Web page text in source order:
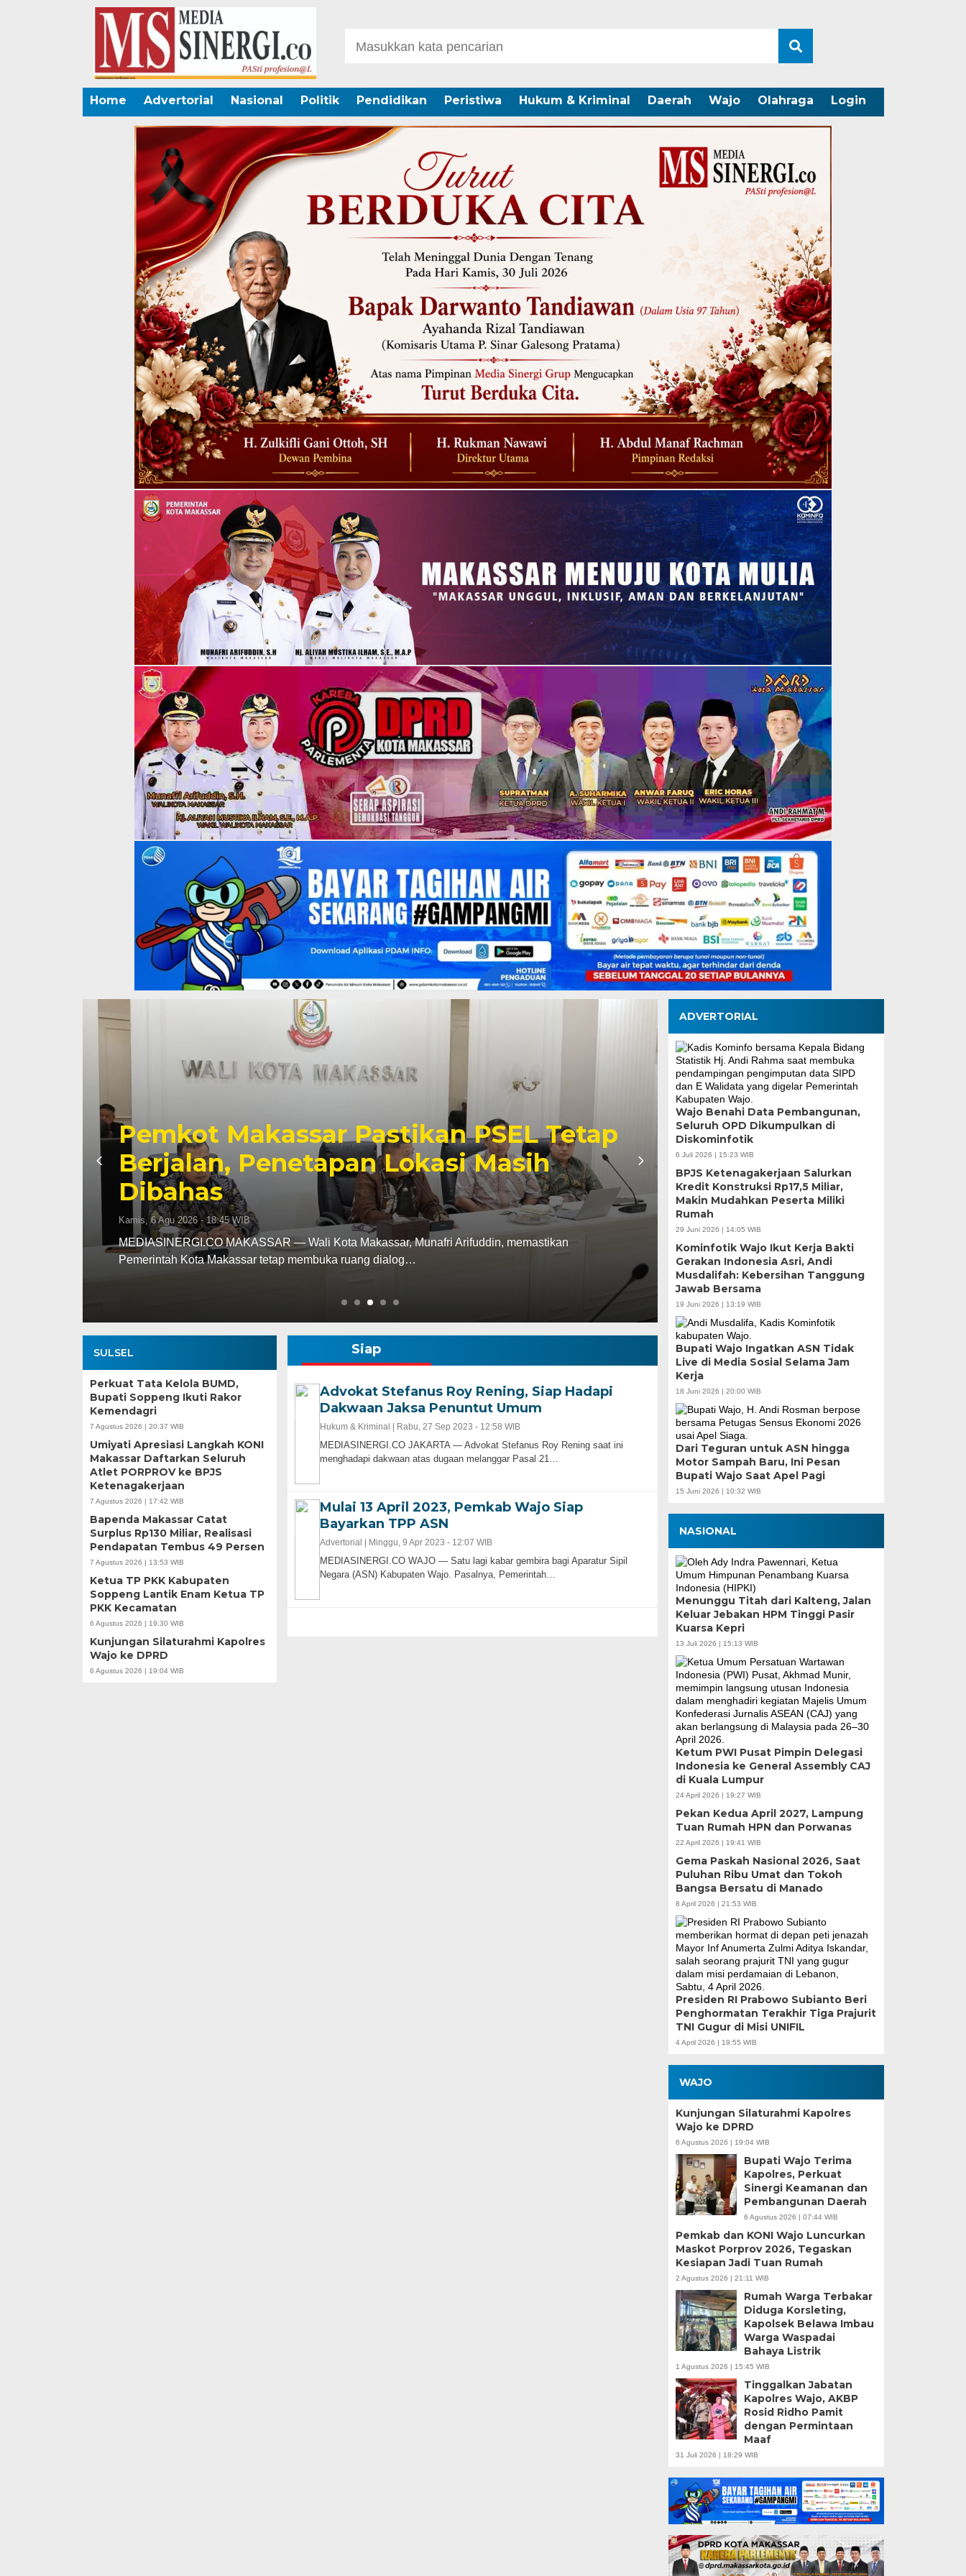
Home Advertorial Nasional Politik Pendidikan Peristiwa Hukum & Kriminal Daerah Wajo Olahraga Login
Pemkot Makassar dan Karang Taruna
Perkuat Sinergi, Penanganan Sampah
hingga Pemberdayaan Pemuda Jadi
Fokus
Kamis, 6 Agu 2026 - 18:16 WIB
MEDIASINERGI.CO MAKASSAR — Pengurus Karang Taruna Kota Makassar menegaskan
komitmennya menjadi mitra strategis Pemerintah Kota Makassar…
Tinjau Renovasi SDN
Supratman Pastikan
Mutu Demi
Makassar
Rabu, 5 Agu 2026 - 19:50 WIB
MEDIASINERGI.CO MAKASSAR — DPRD Kota
langsung terhadap progres renovasi UPT SPF SD…
SULSEL
Perkuat Tata Kelola BUMD,
Bupati Soppeng Ikuti Rakor
Kemendagri
7 Agustus 2026 | 20:37 WIB
Umiyati Apresiasi Langkah KONI
Makassar Daftarkan Seluruh
Atlet PORPROV ke BPJS
Ketenagakerjaan
7 Agustus 2026 | 17:42 WIB
Bapenda Makassar Catat
Surplus Rp130 Miliar, Realisasi
Pendapatan Tembus 49 Persen
7 Agustus 2026 | 13:53 WIB
Ketua TP PKK Kabupaten
Soppeng Lantik Enam Ketua TP
PKK Kecamatan
6 Agustus 2026 | 19:30 WIB
Kunjungan Silaturahmi Kapolres
Wajo ke DPRD
6 Agustus 2026 | 19:04 WIB
Siap
Advokat Stefanus Roy Rening, Siap Hadapi
Dakwaan Jaksa Penuntut Umum
Hukum & Kriminal | Rabu, 27 Sep 2023 - 12:58 WIB
MEDIASINERGI.CO JAKARTA — Advokat Stefanus Roy Rening saat ini
menghadapi dakwaan atas dugaan melanggar Pasal 21…
Mulai 13 April 2023, Pemkab Wajo Siap
Bayarkan TPP ASN
Advertorial | Minggu, 9 Apr 2023 - 12:07 WIB
MEDIASINERGI.CO WAJO — Satu lagi kabar gembira bagi Aparatur Sipil
Negara (ASN) Kabupaten Wajo. Pasalnya, Pemerintah…
ADVERTORIAL
Wajo Benahi Data Pembangunan,
Seluruh OPD Dikumpulkan di
Diskominfotik
6 Juli 2026 | 15:23 WIB
BPJS Ketenagakerjaan Salurkan
Kredit Konstruksi Rp17,5 Miliar,
Makin Mudahkan Peserta Miliki
Rumah
29 Juni 2026 | 14:05 WIB
Kominfotik Wajo Ikut Kerja Bakti
Gerakan Indonesia Asri, Andi
Musdalifah: Kebersihan Tanggung
Jawab Bersama
19 Juni 2026 | 13:19 WIB
Bupati Wajo Ingatkan ASN Tidak
Live di Media Sosial Selama Jam
Kerja
18 Juni 2026 | 20:00 WIB
Dari Teguran untuk ASN hingga
Motor Sampah Baru, Ini Pesan
Bupati Wajo Saat Apel Pagi
15 Juni 2026 | 10:32 WIB
NASIONAL
Menunggu Titah dari Kalteng, Jalan
Keluar Jebakan HPM Tinggi Pasir
Kuarsa Kepri
13 Juli 2026 | 15:13 WIB
Ketum PWI Pusat Pimpin Delegasi
Indonesia ke General Assembly CAJ
di Kuala Lumpur
24 April 2026 | 19:27 WIB
Pekan Kedua April 2027, Lampung
Tuan Rumah HPN dan Porwanas
22 April 2026 | 19:41 WIB
Gema Paskah Nasional 2026, Saat
Puluhan Ribu Umat dan Tokoh
Bangsa Bersatu di Manado
8 April 2026 | 21:53 WIB
Presiden RI Prabowo Subianto Beri
Penghormatan Terakhir Tiga Prajurit
TNI Gugur di Misi UNIFIL
4 April 2026 | 19:55 WIB
WAJO
Kunjungan Silaturahmi Kapolres
Wajo ke DPRD
6 Agustus 2026 | 19:04 WIB
Bupati Wajo Terima
Kapolres, Perkuat
Sinergi Keamanan dan
Pembangunan Daerah
6 Agustus 2026 | 07:44 WIB
Pemkab dan KONI Wajo Luncurkan
Maskot Porprov 2026, Tegaskan
Kesiapan Jadi Tuan Rumah
2 Agustus 2026 | 21:11 WIB
Rumah Warga Terbakar
Diduga Korsleting,
Kapolsek Belawa Imbau
Warga Waspadai
Bahaya Listrik
1 Agustus 2026 | 15:45 WIB
Tinggalkan Jabatan
Kapolres Wajo, AKBP
Rosid Ridho Pamit
dengan Permintaan
Maaf
31 Juli 2026 | 18:29 WIB